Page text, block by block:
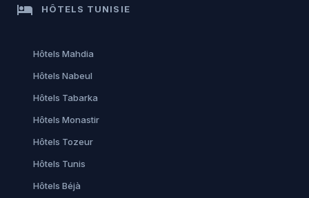
hotel HÔTELS TUNISIE
Hôtels Mahdia
Hôtels Nabeul
Hôtels Tabarka
Hôtels Monastir
Hôtels Tozeur
Hôtels Tunis
Hôtels Béjà